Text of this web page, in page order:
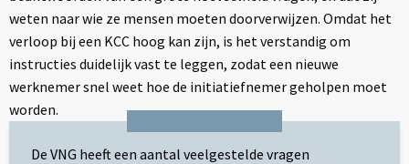
weten naar wie ze mensen moeten doorverwijzen. Omdat het
verloop bij een KCC hoog kan zijn, is het verstandig om
instructies duidelijk vast te leggen, zodat een nieuwe
werknemer snel weet hoe de initiatiefnemer geholpen moet
worden.
De VNG heeft een aantal veelgestelde vragen